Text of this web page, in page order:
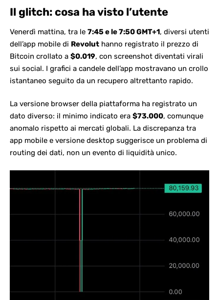
Il glitch: cosa ha visto l’utente
Venerdì mattina, tra le 7:45 e le 7:50 GMT+1, diversi utenti
dell’app mobile di Revolut hanno registrato il prezzo di
Bitcoin crollato a $0.019, con screenshot diventati virali
sui social. I grafici a candele dell’app mostravano un crollo
istantaneo seguito da un recupero altrettanto rapido.
La versione browser della piattaforma ha registrato un
dato diverso: il minimo indicato era $73.000, comunque
anomalo rispetto ai mercati globali. La discrepanza tra
app mobile e versione desktop suggerisce un problema di
routing dei dati, non un evento di liquidità unico.